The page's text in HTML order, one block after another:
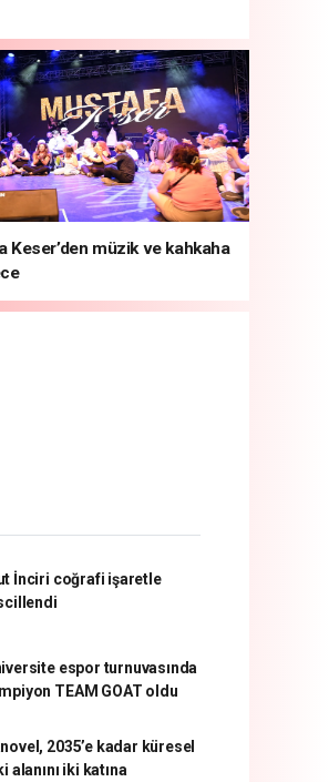
Keser’den müzik ve kahkaha
İnciri coğrafi işaretle
espor turnuvasında
TEAM GOAT oldu
2035’e kadar küresel
alanını iki katına